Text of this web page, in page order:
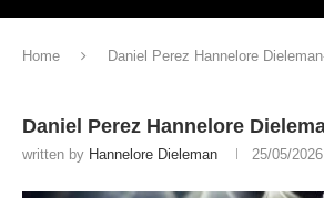
Home Daniel Perez Hannelore
Daniel Perez Hannelore
written by Hannelore Dieleman 25/05/2026